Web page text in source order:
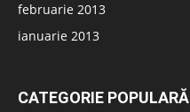
februarie 2013
ianuarie 2013
CATEGORIE POPULARĂ